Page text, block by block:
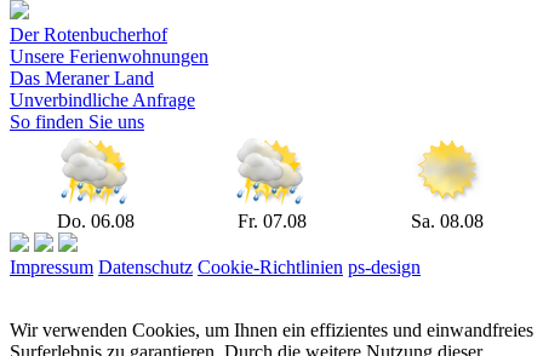
Der Rotenbucherhof
Unsere Ferienwohnungen
Das Meraner Land
Unverbindliche Anfrage
So finden Sie uns
Do. 06.08 Fr. 07.08 Sa. 08.08
Impressum Datenschutz Cookie-Richtlinien ps-design
Wir verwenden Cookies, um Ihnen ein effizientes und einwandfreies
Surferlebnis zu garantieren. Durch die weitere Nutzung dieser